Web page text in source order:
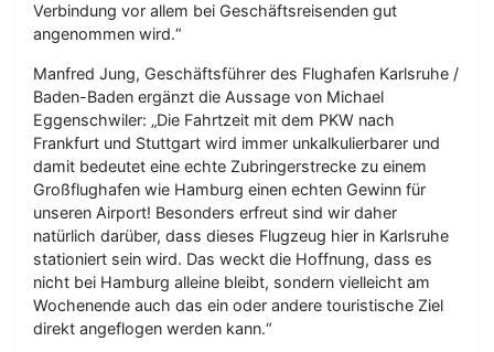
Verbindung vor allem bei Geschäftsreisenden gut
angenommen wird.“
Manfred Jung, Geschäftsführer des Flughafen Karlsruhe /
Baden-Baden ergänzt die Aussage von Michael
Eggenschwiler: „Die Fahrtzeit mit dem PKW nach
Frankfurt und Stuttgart wird immer unkalkulierbarer und
damit bedeutet eine echte Zubringerstrecke zu einem
Großflughafen wie Hamburg einen echten Gewinn für
unseren Airport! Besonders erfreut sind wir daher
natürlich darüber, dass dieses Flugzeug hier in Karlsruhe
stationiert sein wird. Das weckt die Hoffnung, dass es
nicht bei Hamburg alleine bleibt, sondern vielleicht am
Wochenende auch das ein oder andere touristische Ziel
direkt angeflogen werden kann.“